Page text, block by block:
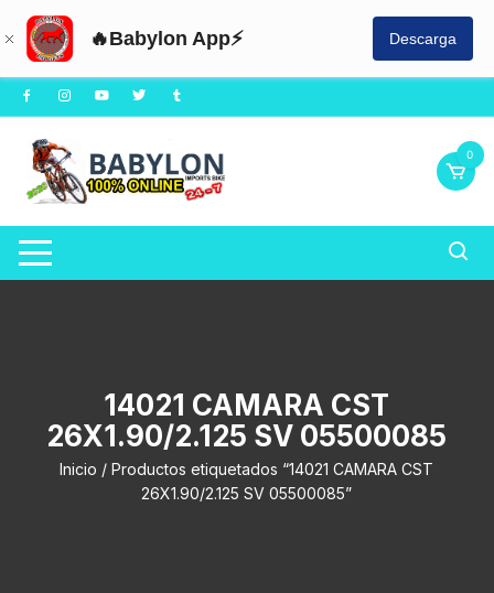
🔥Babylon App⚡ Descarga
Saltar
al
contenido
0
14021 CAMARA CST
26X1.90/2.125 SV 05500085
Inicio / Productos etiquetados “14021 CAMARA CST
26X1.90/2.125 SV 05500085”